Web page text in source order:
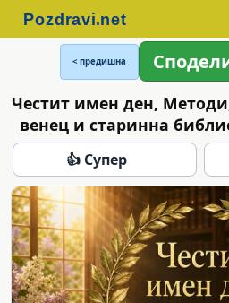
< предишна
Честит имен ден,
венец и старинна
👍 Супер